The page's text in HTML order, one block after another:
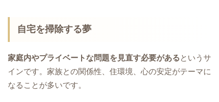
自宅を掃除する夢
家庭内やプライベートな問題を見直す必要があるというサ
インです。家族との関係性、住環境、心の安定がテーマに
なることが多いです。